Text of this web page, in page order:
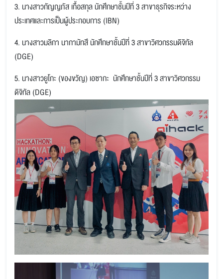
3. นางสาวกัญญภัส เกื้อสกุล นักศึกษาชั้นปีที่ 3 สาขาธุรกิจระหว่าง
ประเทศและการเป็นผู้ประกอบการ (IBN)
4. นางสาวมลิกา นากามัทสึ นักศึกษาชั้นปีที่ 3 สาขาวิศวกรรมดิจิทัล
(DGE)
5. นางสาวยูโกะ (ของขวัญ) เอซากะ นักศึกษาชั้นปีที่ 3 สาขาวิศวกรรม
ดิจิทัล (DGE)